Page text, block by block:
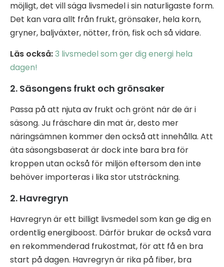
möjligt, det vill säga livsmedel i sin naturligaste form.
Det kan vara allt från frukt, grönsaker, hela korn,
gryner, baljväxter, nötter, frön, fisk och så vidare.
Läs också:3 livsmedel som ger dig energi hela
dagen!
2. Säsongens frukt och grönsaker
Passa på att njuta av frukt och grönt när de är i
säsong. Ju fräschare din mat är, desto mer
näringsämnen kommer den också att innehålla. Att
äta säsongsbaserat är dock inte bara bra för
kroppen utan också för miljön eftersom den inte
behöver importeras i lika stor utsträckning.
2. Havregryn
Havregryn är ett billigt livsmedel som kan ge dig en
ordentlig energiboost. Därför brukar de också vara
en rekommenderad frukostmat, för att få en bra
start på dagen. Havregryn är rika på fiber, bra